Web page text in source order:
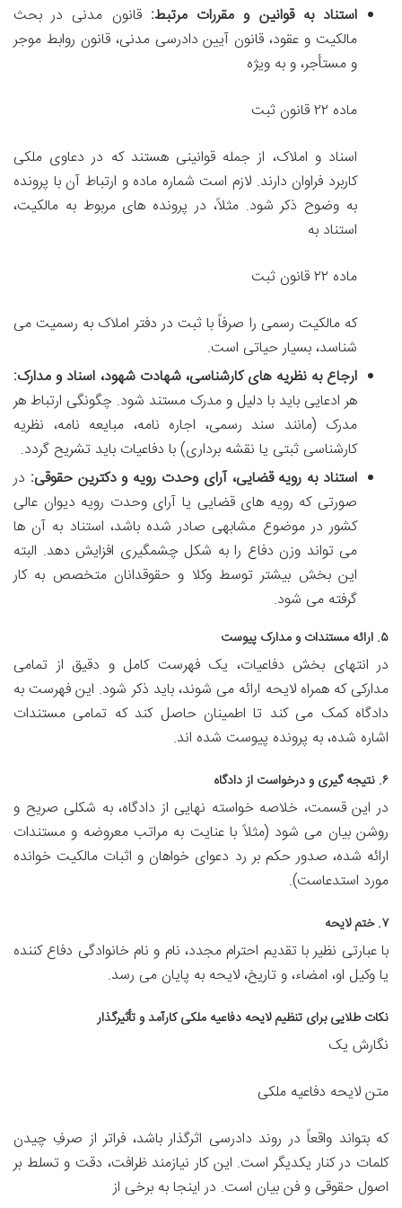
استناد به قوانین و مقررات مرتبط: قانون مدنی در بحث
مالکیت و عقود، قانون آیین دادرسی مدنی، قانون روابط موجر
و مستأجر، و به ویژه
ماده ۲۲ قانون ثبت
اسناد و املاک، از جمله قوانینی هستند که در دعاوی ملکی
کاربرد فراوان دارند. لازم است شماره ماده و ارتباط آن با پرونده
به وضوح ذکر شود. مثلاً، در پرونده های مربوط به مالکیت،
استناد به
ماده ۲۲ قانون ثبت
که مالکیت رسمی را صرفاً با ثبت در دفتر املاک به رسمیت می
شناسد، بسیار حیاتی است.
ارجاع به نظریه های کارشناسی، شهادت شهود، اسناد و مدارک:
هر ادعایی باید با دلیل و مدرک مستند شود. چگونگی ارتباط هر
مدرک (مانند سند رسمی، اجاره نامه، مبایعه نامه، نظریه
کارشناسی ثبتی یا نقشه برداری) با دفاعیات باید تشریح گردد.
استناد به رویه قضایی، آرای وحدت رویه و دکترین حقوقی: در
صورتی که رویه های قضایی یا آرای وحدت رویه دیوان عالی
کشور در موضوع مشابهی صادر شده باشد، استناد به آن ها
می تواند وزن دفاع را به شکل چشمگیری افزایش دهد. البته
این بخش بیشتر توسط وکلا و حقوقدانان متخصص به کار
گرفته می شود.
۵. ارائه مستندات و مدارک پیوست
در انتهای بخش دفاعیات، یک فهرست کامل و دقیق از تمامی
مدارکی که همراه لایحه ارائه می شوند، باید ذکر شود. این فهرست به
دادگاه کمک می کند تا اطمینان حاصل کند که تمامی مستندات
اشاره شده، به پرونده پیوست شده اند.
۶. نتیجه گیری و درخواست از دادگاه
در این قسمت، خلاصه خواسته نهایی از دادگاه، به شکلی صریح و
روشن بیان می شود (مثلاً با عنایت به مراتب معروضه و مستندات
ارائه شده، صدور حکم بر رد دعوای خواهان و اثبات مالکیت خوانده
مورد استدعاست).
۷. ختم لایحه
با عبارتی نظیر با تقدیم احترام مجدد، نام و نام خانوادگی دفاع کننده
یا وکیل او، امضاء، و تاریخ، لایحه به پایان می رسد.
نکات طلایی برای تنظیم لایحه دفاعیه ملکی کارآمد و تأثیرگذار
نگارش یک
متن لایحه دفاعیه ملکی
که بتواند واقعاً در روند دادرسی اثرگذار باشد، فراتر از صرفِ چیدن
کلمات در کنار یکدیگر است. این کار نیازمند ظرافت، دقت و تسلط بر
اصول حقوقی و فن بیان است. در اینجا به برخی از